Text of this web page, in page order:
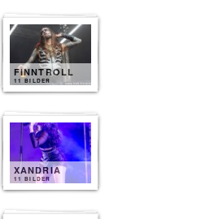
FINNTROLL
11 BILDER
XANDRIA
11 BILDER